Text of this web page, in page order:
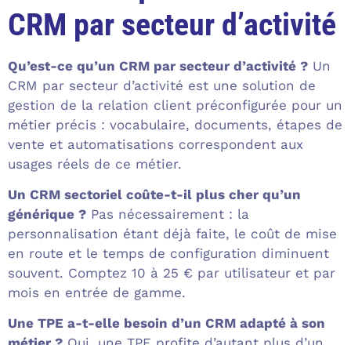
CRM par secteur d’activité
Qu’est-ce qu’un CRM par secteur d’activité ? Un
CRM par secteur d’activité est une solution de
gestion de la relation client préconfigurée pour un
métier précis : vocabulaire, documents, étapes de
vente et automatisations correspondent aux
usages réels de ce métier.
Un CRM sectoriel coûte-t-il plus cher qu’un
générique ? Pas nécessairement : la
personnalisation étant déjà faite, le coût de mise
en route et le temps de configuration diminuent
souvent. Comptez 10 à 25 € par utilisateur et par
mois en entrée de gamme.
Une TPE a-t-elle besoin d’un CRM adapté à son